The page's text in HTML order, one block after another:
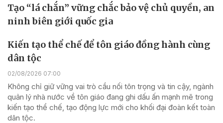
Tạo “lá chắn” vững chắc bảo vệ chủ quyền, an
ninh biên giới quốc gia
Kiến tạo thể chế để tôn giáo đồng hành cùng
dân tộc
02/08/2026 07:00
Không chỉ giữ vững vai trò cầu nối tôn trọng và tin cậy, ngành
quản lý nhà nước về tôn giáo đang ghi dấu ấn mạnh mẽ trong
kiến tạo thể chế, tạo động lực mới cho khối đại đoàn kết toàn
dân tộc.